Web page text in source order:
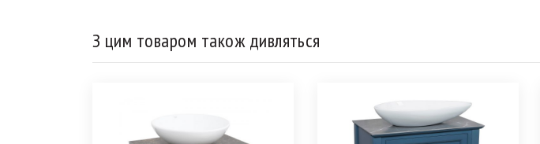
З цим товаром також дивляться